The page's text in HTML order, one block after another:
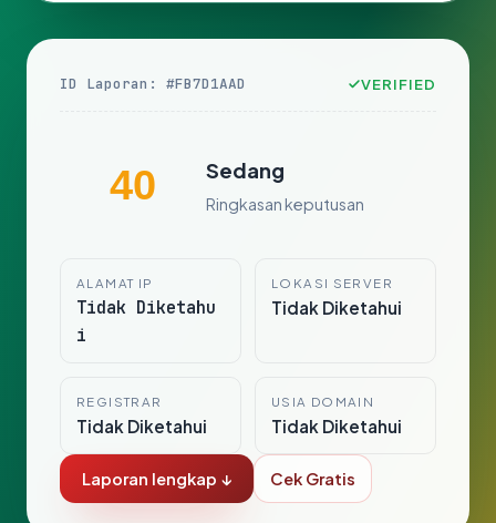
ID Laporan: #FB7D1AAD VERIFIED
40 Sedang
Ringkasan keputusan
ALAMAT IP
Tidak Diketahu
i
LOKASI SERVER
Tidak Diketahui
REGISTRAR
Tidak Diketahui
USIA DOMAIN
Tidak Diketahui
Laporan lengkap ↓ Cek Gratis